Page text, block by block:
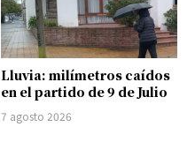
Lluvia: milímetros caídos
en el partido de 9 de Julio
7 agosto 2026